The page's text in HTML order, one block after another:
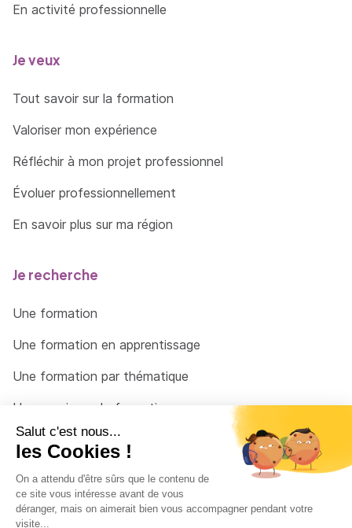
En activité professionnelle
Je veux
Tout savoir sur la formation
Valoriser mon expérience
Réfléchir à mon projet professionnel
Évoluer professionnellement
En savoir plus sur ma région
Je recherche
Une formation
Une formation en apprentissage
Une formation par thématique
Un organisme de formation
Un conseiller